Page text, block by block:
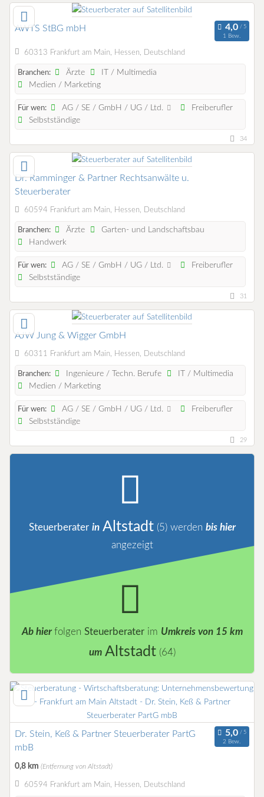
AWTS StBG mbH
1 Bew.
60313 Frankfurt am Main, Hessen, Deutschland
Branchen: Ärzte
IT / Multimedia
Medien / Marketing
Für wen: AG / SE / GmbH / UG / Ltd.
Freiberufler
Selbstständige
34
Dr. Ramminger & Partner Rechtsanwälte u.
Steuerberater
60594 Frankfurt am Main, Hessen, Deutschland
Branchen: Ärzte
Garten- und Landschaftsbau
Handwerk
Für wen: AG / SE / GmbH / UG / Ltd.
Freiberufler
Selbstständige
31
AJW Jung & Wigger GmbH
60311 Frankfurt am Main, Hessen, Deutschland
Branchen: Ingenieure / Techn. Berufe
IT / Multimedia
Medien / Marketing
Für wen: AG / SE / GmbH / UG / Ltd.
Freiberufler
Selbstständige
29
Steuerberater in Altstadt (5)werden bis hier
angezeigt
Ab hierfolgen Steuerberaterim Umkreis von 15 km
um Altstadt (64)
Dr. Stein, Keß & Partner Steuerberater PartG
mbB
2 Bew.
0,8 km (Entfernung von Altstadt)
60594 Frankfurt am Main, Hessen, Deutschland